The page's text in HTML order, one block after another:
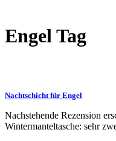
Engel Tag
Nachtschicht für Engel
Nachstehende Rezension
Wintermanteltasche: sehr